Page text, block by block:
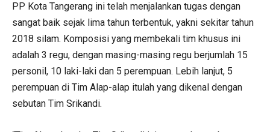
PP Kota Tangerang ini telah menjalankan tugas dengan
sangat baik sejak lima tahun terbentuk, yakni sekitar tahun
2018 silam. Komposisi yang membekali tim khusus ini
adalah 3 regu, dengan masing-masing regu berjumlah 15
personil, 10 laki-laki dan 5 perempuan. Lebih lanjut, 5
perempuan di Tim Alap-alap itulah yang dikenal dengan
sebutan Tim Srikandi.